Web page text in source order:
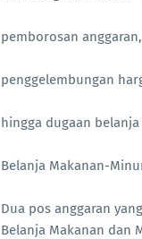
pemborosan anggaran,
penggelembungan
hingga dugaan
Belanja Makanan-
Dua pos anggaran
Belanja Makanan dan